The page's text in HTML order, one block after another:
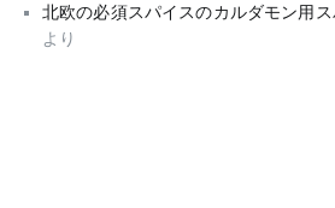
北欧の必須スパイスのカルダモン用
より